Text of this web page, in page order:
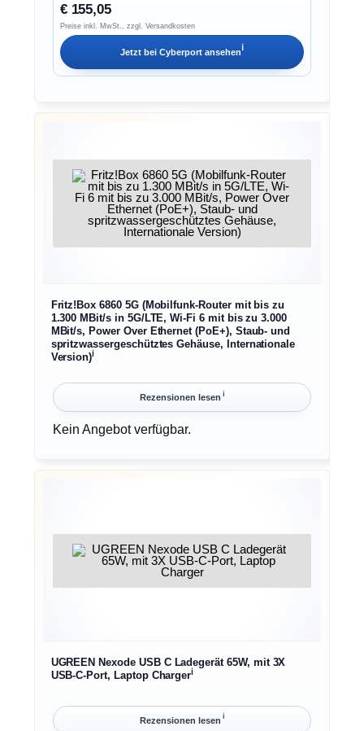
€ 155,05
Preise inkl. MwSt., zzgl. Versandkosten
Jetzt bei Cyberport ansehenℹ︎
Fritz!Box 6860 5G (Mobilfunk-Router mit bis zu
1.300 MBit/s in 5G/LTE, Wi-Fi 6 mit bis zu 3.000
MBit/s, Power Over Ethernet (PoE+), Staub- und
spritzwassergeschütztes Gehäuse, Internationale
Version)ℹ︎
Rezensionen lesen ℹ︎
Kein Angebot verfügbar.
UGREEN Nexode USB C Ladegerät 65W, mit 3X
USB-C-Port, Laptop Chargerℹ︎
Rezensionen lesen ℹ︎